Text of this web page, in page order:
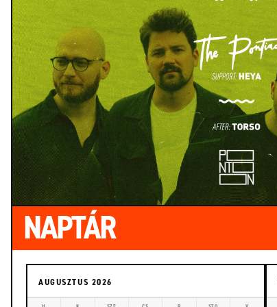
NAPTÁR
AUGUSZTUS 2026